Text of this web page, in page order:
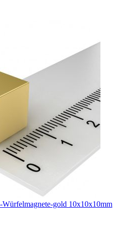
Würfelmagnete-gold 10x10x10mm